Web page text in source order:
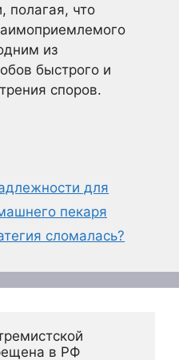
полагая, что
из
быстрого и
споров.
для
пекаря
сломалась?
в РФ